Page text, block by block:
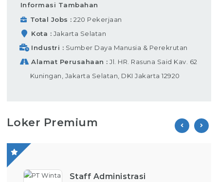
Informasi Tambahan
Total Jobs
220 Pekerjaan
Kota
Jakarta Selatan
Industri
Sumber Daya Manusia & Perekrutan
Alamat Perusahaan
Jl. HR. Rasuna Said Kav. 62
Kuningan, Jakarta Selatan, DKI Jakarta 12920
Loker Premium
Staff Administrasi